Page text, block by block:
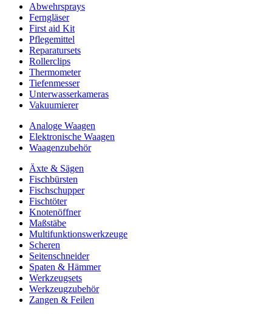
Abwehrsprays
Ferngläser
First aid Kit
Pflegemittel
Reparatursets
Rollerclips
Thermometer
Tiefenmesser
Unterwasserkameras
Vakuumierer
Analoge Waagen
Elektronische Waagen
Waagenzubehör
Äxte & Sägen
Fischbürsten
Fischschupper
Fischtöter
Knotenöffner
Maßstäbe
Multifunktionswerkzeuge
Scheren
Seitenschneider
Spaten & Hämmer
Werkzeugsets
Werkzeugzubehör
Zangen & Feilen